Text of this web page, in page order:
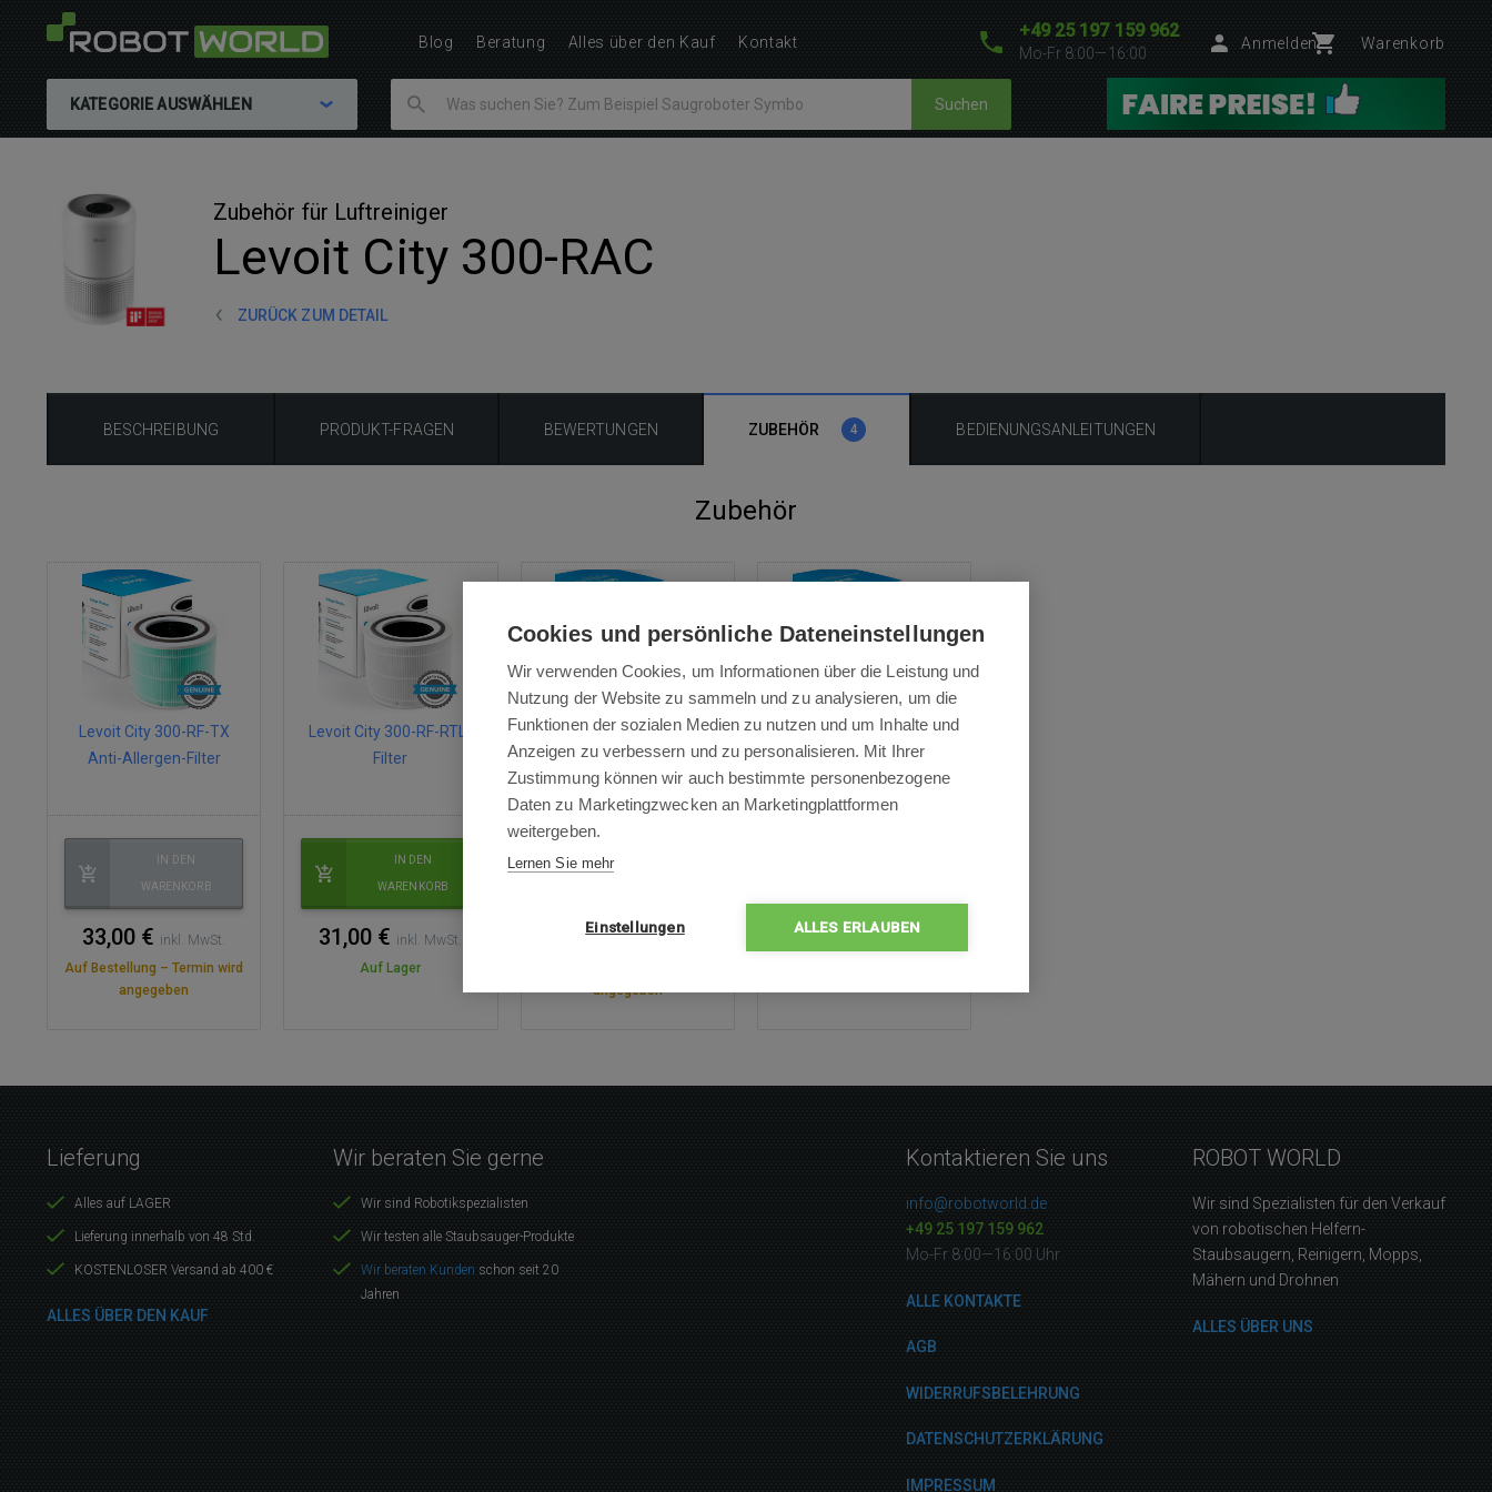
+49 25 197 159 962
Mo-Fr 8:00—16:00
Anmelden Warenkorb
KATEGORIE AUSWÄHLEN Suchen
Zubehör für Luftreiniger
Levoit City 300-RAC
ZURÜCK ZUM DETAIL
BESCHREIBUNG PRODUKT-FRAGEN BEWERTUNGEN ZUBEHÖR 4 BEDIENUNGSANLEITUNGEN
Zubehör
Levoit City 300-RF-TX
Anti-Allergen-Filter
IN DEN
WARENKORB
33,00 € inkl. MwSt.
Auf Bestellung – Termin wird
angegeben
Levoit City 300-RF-RTL-
Filter
IN DEN
WARENKORB
31,00 € inkl. MwSt.
Auf Lager
Bakterien- und Virenfilter
Levoit City 300-RF-MB
33,00 € inkl. MwSt.
angegeben
Levoit Core 300-RF-PA
Filter für tierische
Umgebungen
33,00 €
Blog Beratung Alles über den Kauf Kontakt
Lieferung
Alles auf LAGER
Lieferung innerhalb von 48 Std.
KOSTENLOSER Versand ab 400 €
ALLES ÜBER DEN KAUF
Wir beraten Sie gerne
Wir sind Robotikspezialisten
Wir testen alle Staubsauger-Produkte
Wir beraten Kunden schon seit 20
Jahren
Kontaktieren Sie uns
info@robotworld.de
+49 25 197 159 962
Mo-Fr 8:00—16:00 Uhr
ALLE KONTAKTE
AGB
WIDERRUFSBELEHRUNG
DATENSCHUTZERKLÄRUNG
IMPRESSUM
ROBOT WORLD
Wir sind Spezialisten für den Verkauf
von robotischen Helfern-
Staubsaugern, Reinigern, Mopps,
Mähern und Drohnen
ALLES ÜBER UNS
Cookies und persönliche Dateneinstellungen
Wir verwenden Cookies, um Informationen über die Leistung und
Nutzung der Website zu sammeln und zu analysieren, um die
Funktionen der sozialen Medien zu nutzen und um Inhalte und
Anzeigen zu verbessern und zu personalisieren. Mit Ihrer
Zustimmung können wir auch bestimmte personenbezogene
Daten zu Marketingzwecken an Marketingplattformen
weitergeben.
Lernen Sie mehr
Einstellungen ALLES ERLAUBEN